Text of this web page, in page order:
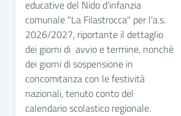
educative del Nido d'infanzia
comunale "La Filastrocca" per l'a.s.
2026/2027, riportante il dettaglio
dei giorni di avvio e termine, nonchè
dei giorni di sospensione in
concomitanza con le festività
nazionali, tenuto conto del
calendario scolastico regionale.